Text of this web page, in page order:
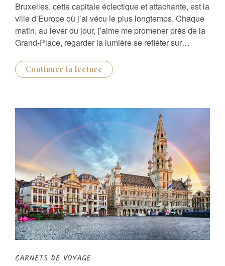
T
E
D
O
N
Bruxelles, cette capitale éclectique et attachante, est la
ville d’Europe où j’ai vécu le plus longtemps. Chaque
matin, au lever du jour, j’aime me promener près de la
Grand-Place, regarder la lumière se refléter sur…
Continuer la lecture
CARNETS DE VOYAGE